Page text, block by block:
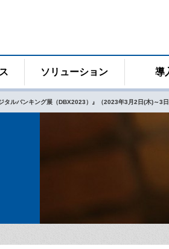
ソリューション 導
ジタルバンキング展（DBX2023）』（2023年3月2日(木)～3